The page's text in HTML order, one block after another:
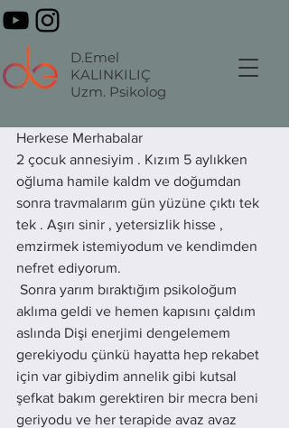
D.Emel
KALINKILIÇ
Uzm. Psikolog
Herkese Merhabalar
2 çocuk annesiyim . Kızım 5 aylıkken
oğluma hamile kaldm ve doğumdan
sonra travmalarım gün yüzüne çıktı tek
tek . Aşırı sinir , yetersizlik hisse ,
emzirmek istemiyodum ve kendimden
nefret ediyorum.
aklıma geldi ve hemen kapısını çaldım
aslında Dişi enerjimi dengelemem
gerekiyodu çünkü hayatta hep rekabet
için var gibiydim annelik gibi kutsal
şefkat bakım gerektiren bir mecra beni
geriyodu ve her terapide avaz avaz